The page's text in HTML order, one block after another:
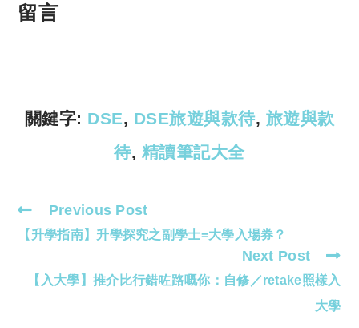
k
p
留言
關鍵字: DSE, DSE旅遊與款待, 旅遊與款
待, 精讀筆記大全
Read
more
Previous Post
【升學指南】升學探究之副學士=大學入場券？
Next Post
【入大學】推介比行錯咗路嘅你：自修／retake照樣入
大學